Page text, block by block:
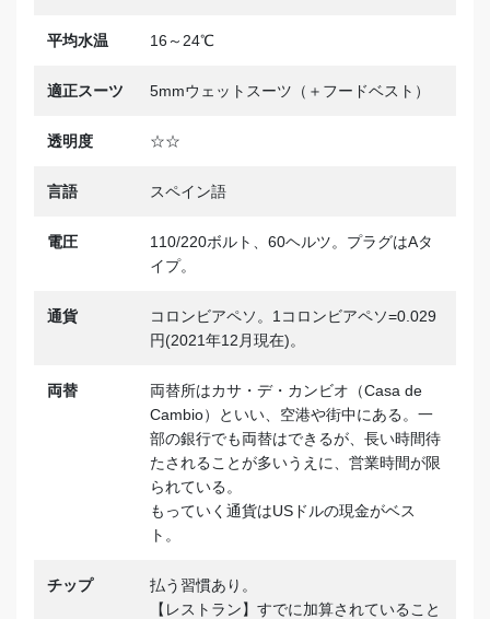
平均水温 16～24℃
適正スーツ 5mmウェットスーツ（＋フードベスト）
透明度 ☆☆
言語 スペイン語
電圧
110/220ボルト、60ヘルツ。プラグはAタ
イプ。
通貨
コロンビアペソ。1コロンビアペソ=0.029
円(2021年12月現在)。
両替
両替所はカサ・デ・カンビオ（Casa de
Cambio）といい、空港や街中にある。一
部の銀行でも両替はできるが、長い時間待
たされることが多いうえに、営業時間が限
られている。
もっていく通貨はUSドルの現金がベス
ト。
チップ
払う習慣あり。
【レストラン】すでに加算されていること